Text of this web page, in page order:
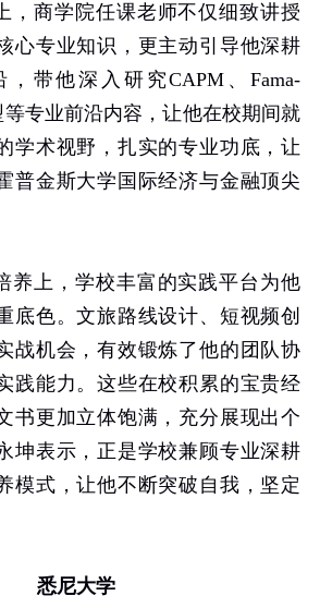
，商学院任课老师不仅细致讲授
心专业知识，更主动引导他深耕
，带他深入研究CAPM 、Fama-
专业前沿内容，让他在校期间就
学术视野，扎实的专业功底，让
普金斯大学国际经济与金融顶尖
养上，学校丰富的实践平台为他
底色。文旅路线设计、短视频创
战机会，有效锻炼了他的团队协
践能力。这些在校积累的宝贵经
书更加立体饱满，充分展现出个
坤表示，正是学校兼顾专业深耕
模式，让他不断突破自我，坚定
悉尼大学